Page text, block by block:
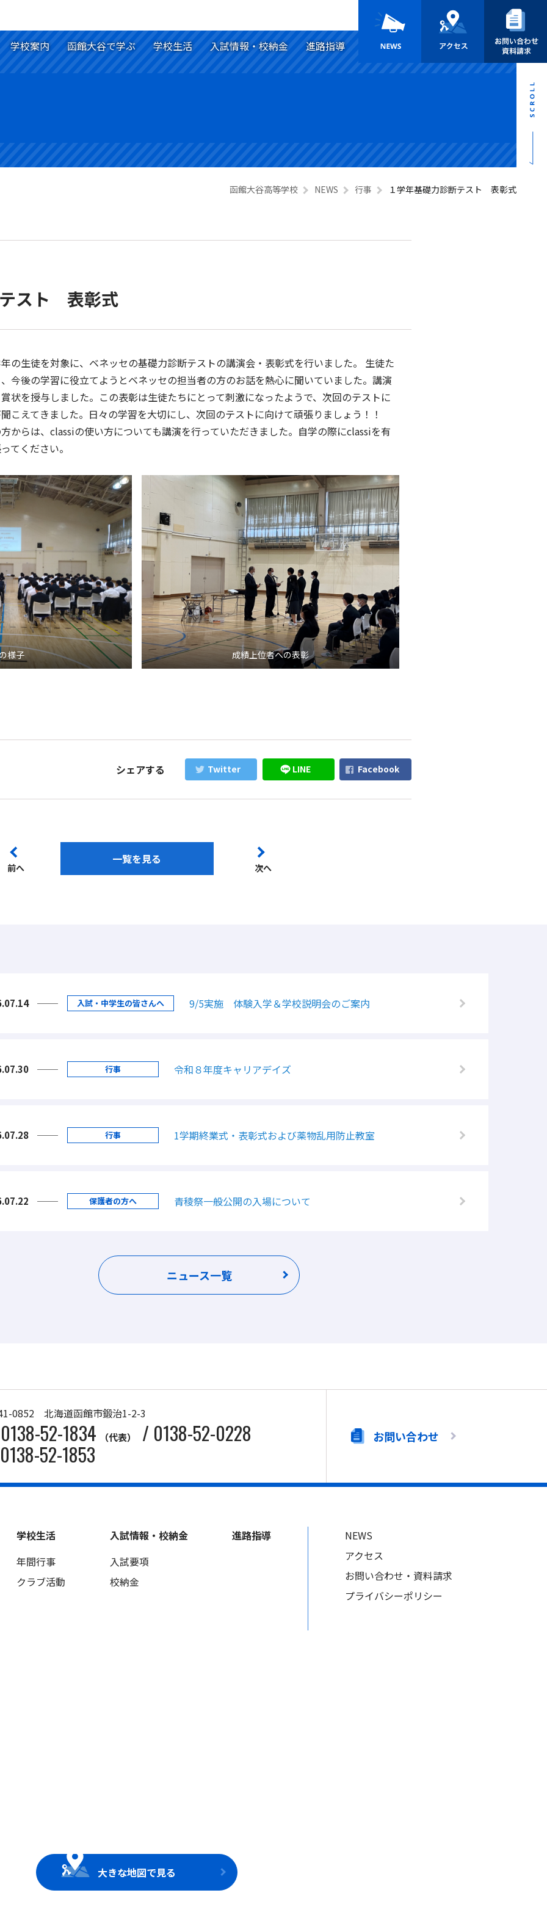
学校案内 函館大谷で学ぶ 学校生活 入試情報・校納金 進路指導
函館大谷高等学校 NEWS 行事 １学年基礎力診断テスト 表彰式
スト 表彰式
生徒を対象に、ベネッセの基礎力診断テストの講演会・表彰式を行いました。 生徒た
今後の学習に役立てようとベネッセの担当者の方のお話を熱心に聞いていました。講演
状を授与しました。この表彰は生徒たちにとって刺激になったようで、次回のテストに
こえてきました。日々の学習を大切にし、次回のテストに向けて頑張りましょう！！
らは、classiの使い方についても講演を行っていただきました。自学の際にclassiを有
てください。
様子 成績上位者への表彰
シェアする Twitter LINE Facebook
前へ
一覧を見る
次へ
入試・中学生の皆さんへ 9/5実施 体験入学＆学校説明会のご案内
行事 令和８年度キャリアデイズ
行事 1学期終業式・表彰式および薬物乱用防止教室
保護者の方へ 青稜祭一般公開の入場について
ニュース一覧
0852 北海道函館市鍛治1-2-3
0138-52-1834 （代表） / 0138-52-0228
0138-52-1853
お問い合わせ
学校生活
年間行事
クラブ活動
入試情報・校納金
入試要項
校納金
進路指導
NEWS
アクセス
お問い合わせ・資料請求
プライバシーポリシー
大きな地図で見る